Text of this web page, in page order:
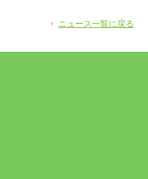
ニュース一覧に戻る